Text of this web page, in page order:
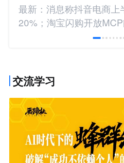
最新：消息称抖音电商上
20%；淘宝闪购开放
交流学习